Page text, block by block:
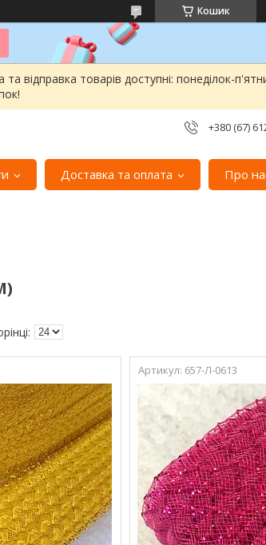
Кошик
товарів доступні: понеділок-
+380 (67)
Доставка та оплата
Про
657-Л-0613